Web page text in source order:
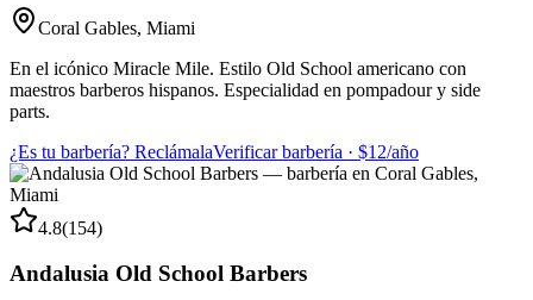
Coral Gables, Miami
En el icónico Miracle Mile. Estilo Old School americano con
maestros barberos hispanos. Especialidad en pompadour y side
parts.
¿Es tu barbería? ReclámalaVerificar barbería · $12/año
4.8(154)
Andalusia Old School Barbers